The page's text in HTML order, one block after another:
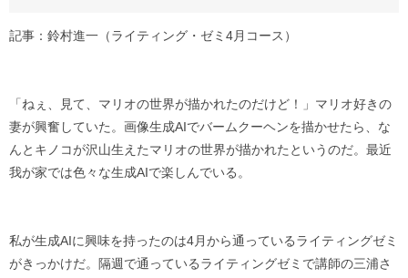
記事：鈴村進一（ライティング・ゼミ4月コース）
「ねぇ、見て、マリオの世界が描かれたのだけど！」マリオ好きの
妻が興奮していた。画像生成AIでバームクーヘンを描かせたら、な
んとキノコが沢山生えたマリオの世界が描かれたというのだ。最近
我が家では色々な生成AIで楽しんでいる。
私が生成AIに興味を持ったのは4月から通っているライティングゼミ
がきっかけだ。隔週で通っているライティングゼミで講師の三浦さ